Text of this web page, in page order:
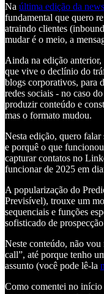
Na última edição da
fundamental que quero
atraindo clientes
mudar é o meio, a
Ainda na edição
que vive o declínio do
blogs corporativos, para
redes sociais - no caso
produzir conteúdo e
mas o formato mudou.
Nesta edição, quero
e porquê o que
capturar contatos no
funcionar de 2025 em
A popularização do
Previsível), trouxe um
sequenciais e funções
sofisticado de
Neste conteúdo, não
call”, até porque tenho
assunto (você pode lê-la
Como comentei no início